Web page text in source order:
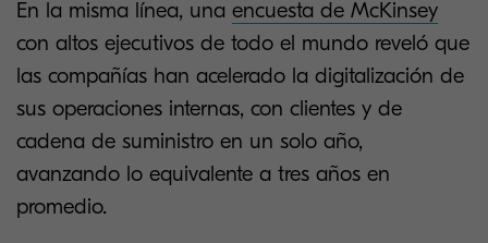
En la misma línea, una encuesta de McKinsey
con altos ejecutivos de todo el mundo reveló que
las compañías han acelerado la digitalización de
sus operaciones internas, con clientes y de
cadena de suministro en un solo año,
avanzando lo equivalente a tres años en
promedio.